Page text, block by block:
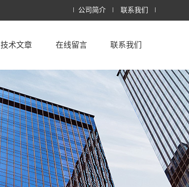
公司简介 联系我们
技术文章 在线留言 联系我们